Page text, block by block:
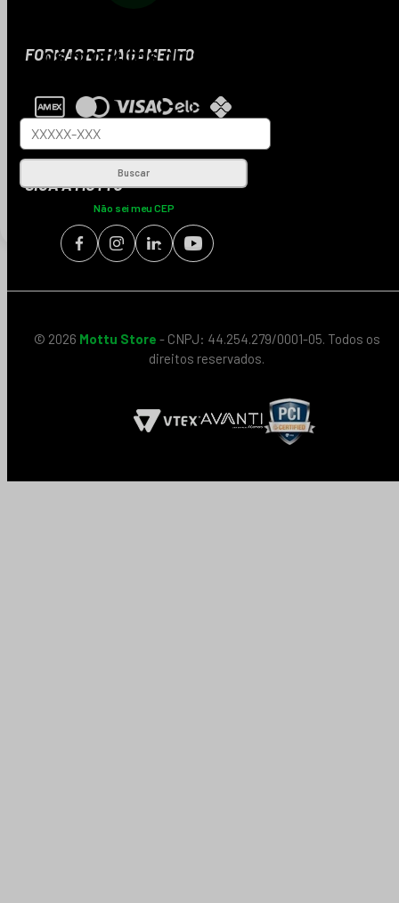
FORMAS DE PAGAMENTO
SIGA A MOTTU
© 2026 Mottu Store - CNPJ: 44.254.279/0001-05. Todos os
direitos reservados.
os produtos da sua
Buscar
Não sei meu CEP